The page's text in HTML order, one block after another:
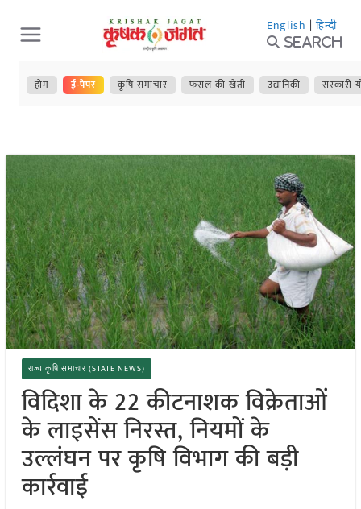
Skip
to
content
English | हिन्दी
Search
होम ई-पेपर कृषि समाचार फसल की खेती उद्यानिकी सरकारी
राज्य कृषि समाचार (STATE NEWS)
विदिशा के 22 कीटनाशक विक्रेताओं
के लाइसेंस निरस्त, नियमों के
उल्लंघन पर कृषि विभाग की बड़ी
कार्रवाई